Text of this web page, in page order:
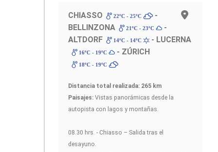
CHIASSO 22ºC - 25ºC
-
BELLINZONA
21ºC - 23ºC
-
ALTDORF
14ºC - 14ºC - LUCERNA
16ºC - 19ºC - ZÚRICH
18ºC - 19ºC
Distancia total realizada: 265 km
Paisajes: Vistas panorámicas desde la
autopista con lagos y montañas.
08.30 hrs. - Chiasso – Salida tras el
desayuno.